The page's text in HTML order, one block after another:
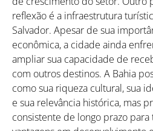
reflexão é a infraestrutura
Salvador. Apesar de sua
econômica, a cidade ainda
ampliar sua capacidade de
com outros destinos. A Bahia
como sua riqueza cultural, sua
e sua relevância histórica, mas
consistente de longo prazo para